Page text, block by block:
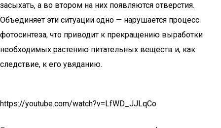
засыхать, а во втором на них появляются отверстия.
Объединяет эти ситуации одно — нарушается процесс
фотосинтеза, что приводит к прекращению выработки
необходимых растению питательных веществ и, как
следствие, к его увяданию.
https://youtube.com/watch?v=LfWD_JJLqCo